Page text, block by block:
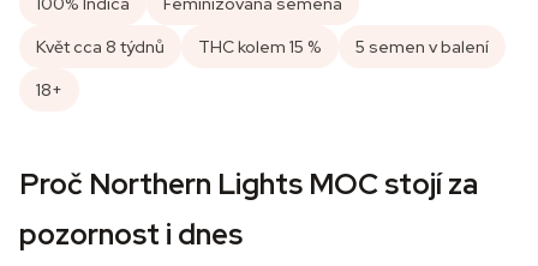
Květ cca 8 týdnů
THC kolem 15 %
5 semen v balení
18+
Proč Northern Lights MOC stojí za
pozornost i dnes